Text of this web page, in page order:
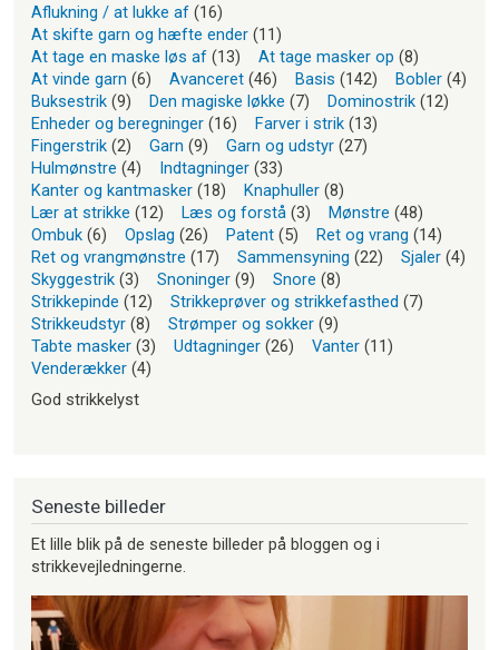
Aflukning / at lukke af (16)
At skifte garn og hæfte ender (11)
At tage en maske løs af (13) At tage masker op (8)
At vinde garn (6) Avanceret (46) Basis (142) Bobler (4)
Buksestrik (9) Den magiske løkke (7) Dominostrik (12)
Enheder og beregninger (16) Farver i strik (13)
Fingerstrik (2) Garn (9) Garn og udstyr (27)
Hulmønstre (4) Indtagninger (33)
Kanter og kantmasker (18) Knaphuller (8)
Lær at strikke (12) Læs og forstå (3) Mønstre (48)
Ombuk (6) Opslag (26) Patent (5) Ret og vrang (14)
Ret og vrangmønstre (17) Sammensyning (22) Sjaler (4)
Skyggestrik (3) Snoninger (9) Snore (8)
Strikkepinde (12) Strikkeprøver og strikkefasthed (7)
Strikkeudstyr (8) Strømper og sokker (9)
Tabte masker (3) Udtagninger (26) Vanter (11)
Venderækker (4)
God strikkelyst
Seneste billeder
Et lille blik på de seneste billeder på bloggen og i
strikkevejledningerne.